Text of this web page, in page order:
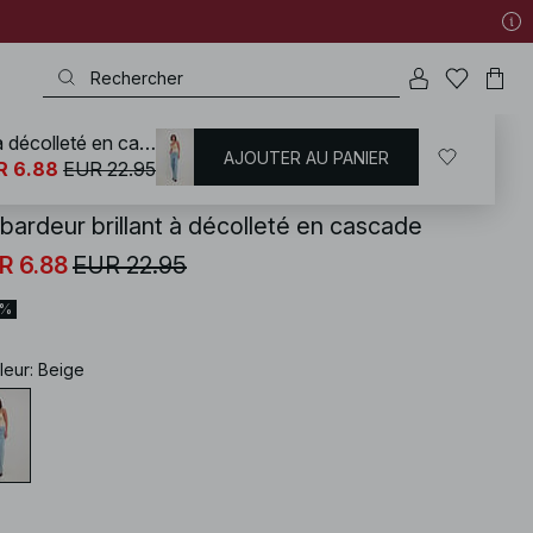
/ T-shirts | Tops / Tops habillés
brillant à décolleté en cascade
6.88EUR 22.95
: Beige
Débardeur brillant à décolleté en cascade
6.88 EUR 22.95 AJOUTER AU PANIER